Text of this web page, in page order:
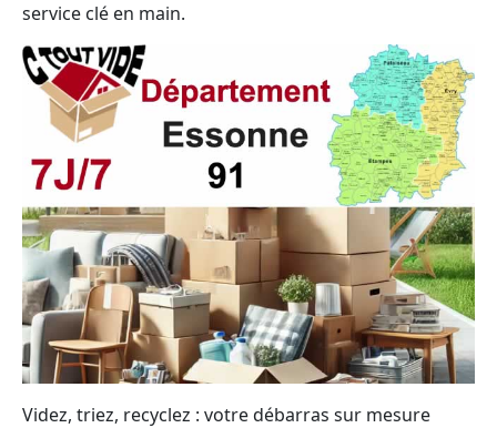
service clé en main.
Videz, triez, recyclez : votre débarras sur mesure